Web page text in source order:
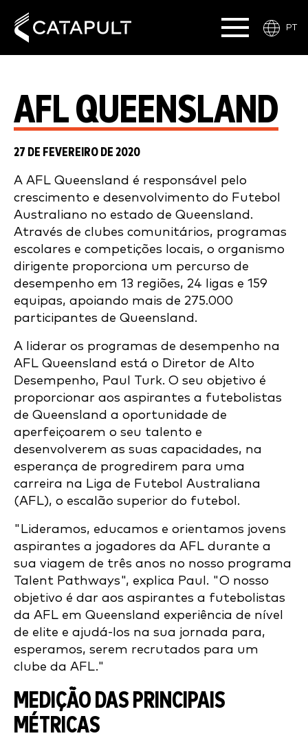
PT
AFL QUEENSLAND
27 DE FEVEREIRO DE 2020
A AFL Queensland é responsável pelo
crescimento e desenvolvimento do Futebol
Australiano no estado de Queensland.
Através de clubes comunitários, programas
escolares e competições locais, o organismo
dirigente proporciona um percurso de
desempenho em 13 regiões, 24 ligas e 159
equipas, apoiando mais de 275.000
participantes de Queensland.
A liderar os programas de desempenho na
AFL Queensland está o Diretor de Alto
Desempenho, Paul Turk. O seu objetivo é
proporcionar aos aspirantes a futebolistas
de Queensland a oportunidade de
aperfeiçoarem o seu talento e
desenvolverem as suas capacidades, na
esperança de progredirem para uma
carreira na Liga de Futebol Australiana
(AFL), o escalão superior do futebol.
"Lideramos, educamos e orientamos jovens
aspirantes a jogadores da AFL durante a
sua viagem de três anos no nosso programa
Talent Pathways", explica Paul. "O nosso
objetivo é dar aos aspirantes a futebolistas
da AFL em Queensland experiência de nível
de elite e ajudá-los na sua jornada para,
esperamos, serem recrutados para um
clube da AFL."
MEDIÇÃO DAS PRINCIPAIS
MÉTRICAS